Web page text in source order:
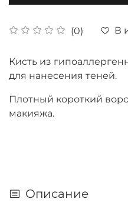
(0) В
Кисть из
для нанесения теней.
Плотный короткий
макияжа.
Описание